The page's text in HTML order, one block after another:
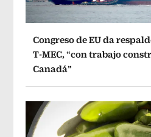
Congreso de EU da
T-MEC, “con trabajo
Canadá”